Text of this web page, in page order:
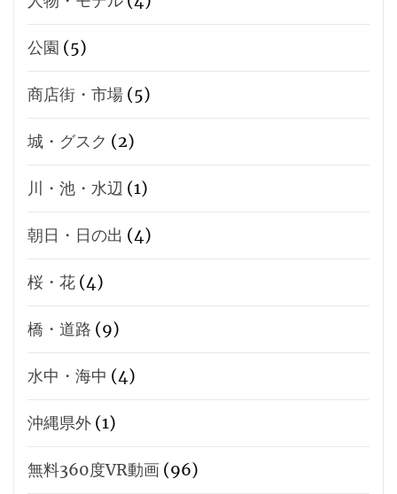
公園 (5)
商店街・市場 (5)
城・グスク (2)
川・池・水辺 (1)
朝日・日の出 (4)
桜・花 (4)
橋・道路 (9)
水中・海中 (4)
沖縄県外 (1)
無料360度VR動画 (96)